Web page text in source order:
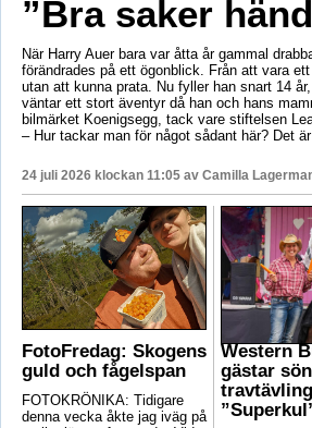
”Bra saker
När Harry Auer bara var åtta år gammal
förändrades på ett ögonblick. Från att vara
utan att kunna prata. Nu fyller han snart 14
väntar ett stort äventyr då han och hans
bilmärket Koenigsegg, tack vare stiftelsen
– Hur tackar man för något sådant här? Det
24 juli 2026 klockan 11:05 av Camilla
FotoFredag: Skogens
guld och fågelspan
FOTOKRÖNIKA: Tidigare
denna vecka åkte jag iväg på
Western
gästar